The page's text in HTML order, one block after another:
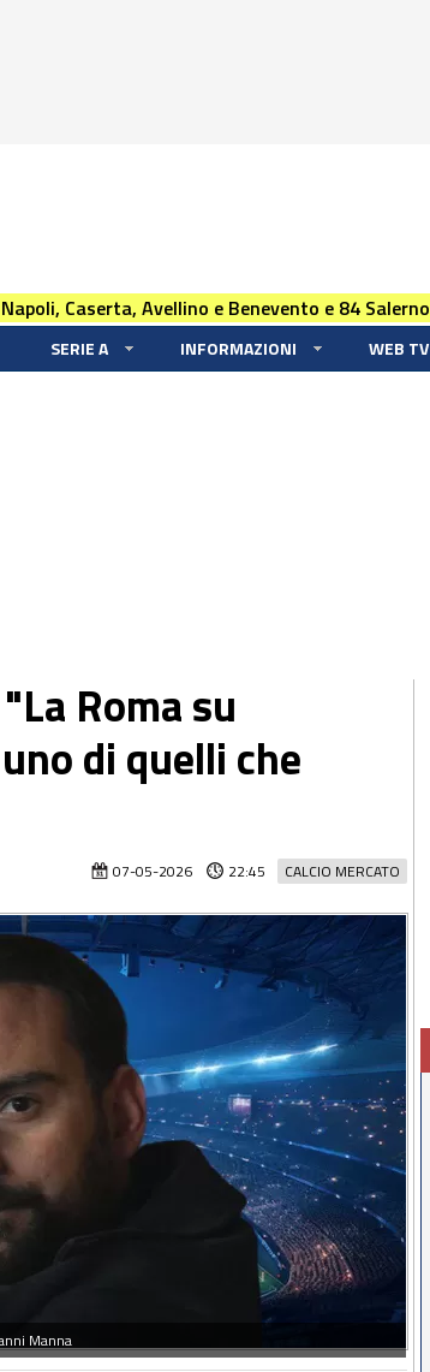
Caserta, Avellino e Benevento e 84 Salerno
SERIE A INFORMAZIONI WEB TV
Roma su
di quelli che
CALCIO MERCATO
07-05-2026 22:45
Manna